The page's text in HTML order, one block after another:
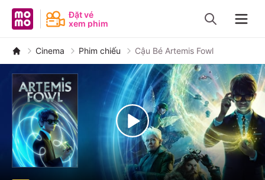
MoMo - Ứng dụng tài chính
Đặt vé
xem phim
Cinema Phim chiếu Cậu Bé Artemis Fowl